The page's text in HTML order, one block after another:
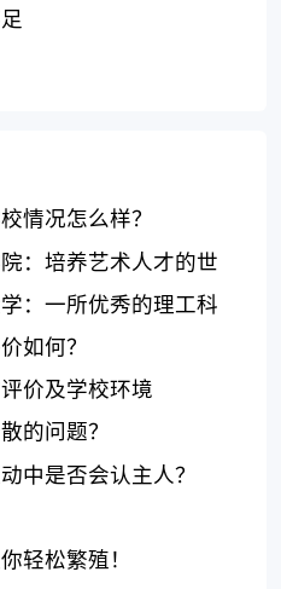
情况怎么样？
：培养艺术人才的世
：一所优秀的理工科
如何？
价及学校环境
的问题？
中是否会认主人？
轻松繁殖！